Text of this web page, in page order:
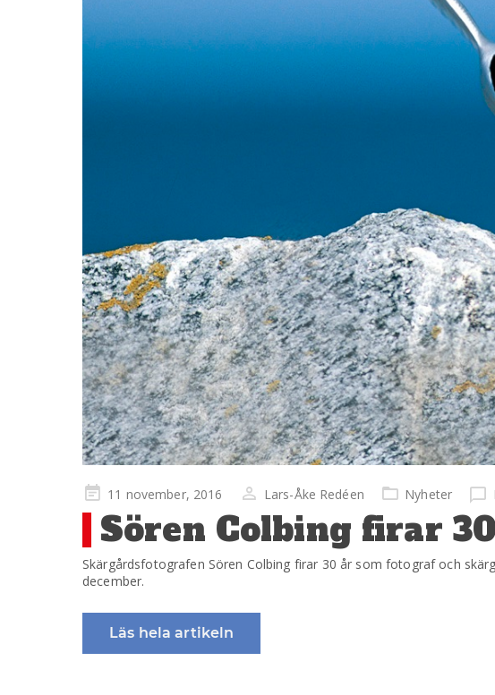
Publicerad
på
11 november, 2016 Lars-Åke Redéen Nyheter
Sören Colbing firar
Skärgårdsfotografen Sören Colbing firar 30 år som fotograf och
december.
Läs hela artikeln